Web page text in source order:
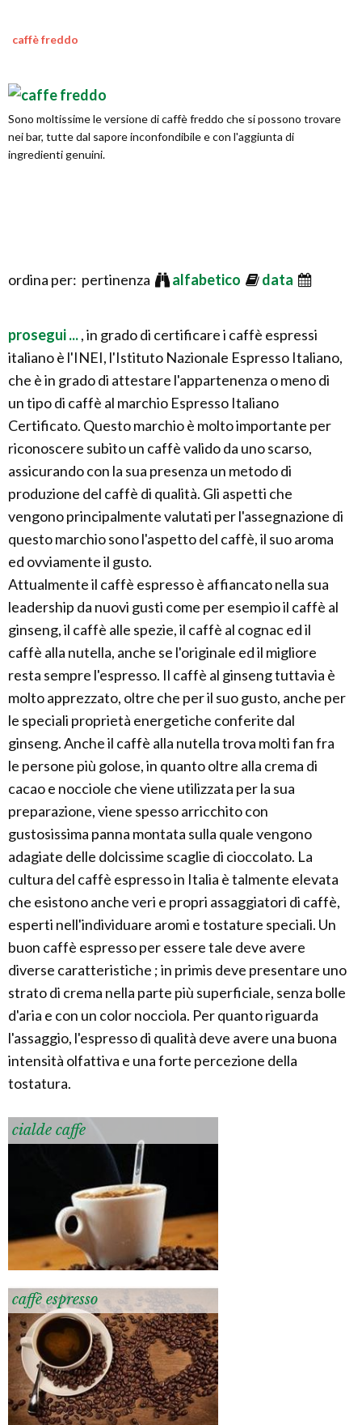
caffè freddo
Sono moltissime le versione di caffè freddo che si possono trovare
nei bar, tutte dal sapore inconfondibile e con l'aggiunta di
ingredienti genuini.
ordina per: pertinenza alfabetico data
prosegui ..., in grado di certificare i caffè espressi
italiano è l'INEI, l'Istituto Nazionale Espresso Italiano,
che è in grado di attestare l'appartenenza o meno di
un tipo di caffè al marchio Espresso Italiano
Certificato. Questo marchio è molto importante per
riconoscere subito un caffè valido da uno scarso,
assicurando con la sua presenza un metodo di
produzione del caffè di qualità. Gli aspetti che
vengono principalmente valutati per l'assegnazione di
questo marchio sono l'aspetto del caffè, il suo aroma
ed ovviamente il gusto.
Attualmente il caffè espresso è affiancato nella sua
leadership da nuovi gusti come per esempio il caffè al
ginseng, il caffè alle spezie, il caffè al cognac ed il
caffè alla nutella, anche se l'originale ed il migliore
resta sempre l'espresso. Il caffè al ginseng tuttavia è
molto apprezzato, oltre che per il suo gusto, anche per
le speciali proprietà energetiche conferite dal
ginseng. Anche il caffè alla nutella trova molti fan fra
le persone più golose, in quanto oltre alla crema di
cacao e nocciole che viene utilizzata per la sua
preparazione, viene spesso arricchito con
gustosissima panna montata sulla quale vengono
adagiate delle dolcissime scaglie di cioccolato. La
cultura del caffè espresso in Italia è talmente elevata
che esistono anche veri e propri assaggiatori di caffè,
esperti nell'individuare aromi e tostature speciali. Un
buon caffè espresso per essere tale deve avere
diverse caratteristiche ; in primis deve presentare uno
strato di crema nella parte più superficiale, senza bolle
d'aria e con un color nocciola. Per quanto riguarda
l'assaggio, l'espresso di qualità deve avere una buona
intensità olfattiva e una forte percezione della
tostatura.
cialde caffe
caffè espresso